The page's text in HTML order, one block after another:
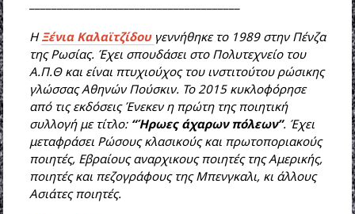
ΗΞένια Καλαϊτζίδου γεννήθηκε το 1989 στην Πένζα
της Ρωσίας. Έχει σπουδάσει στο Πολυτεχνείο του
Α.Π.Θ και είναι πτυχιούχος του ινστιτούτου ρώσικης
γλώσσας Αθηνών Πούσκιν. Το 2015 κυκλοφόρησε
από τις εκδόσεις Ένεκεν η πρώτη της ποιητική
συλλογή με τίτλο:“Ήρωες άχαρων πόλεων”. Έχει
μεταφράσει Ρώσους κλασικούς και πρωτοποριακούς
ποιητές, Εβραίους αναρχικους ποιητές της Αμερικής,
ποιητές και πεζογράφους της Μπενγκαλι, κι άλλους
Ασιάτες ποιητές.